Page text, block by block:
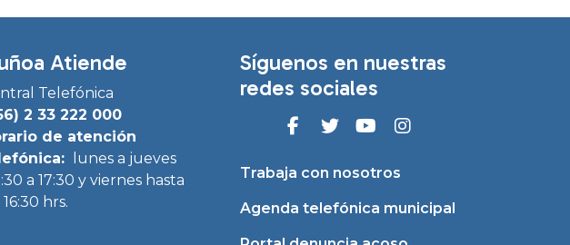
Atiende
Telefónica
2 33 222 000
de atención
lunes a jueves
a 17:30 y viernes hasta
16:30 hrs.
Síguenos en nuestras
redes sociales
Trabaja con nosotros
Agenda telefónica municipal